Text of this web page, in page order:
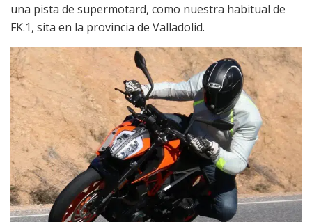
una pista de supermotard, como nuestra habitual de
FK.1, sita en la provincia de Valladolid.